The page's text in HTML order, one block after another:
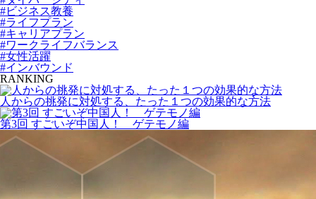
#ビジネス教養
#ライフプラン
#キャリアプラン
#ワークライフバランス
#女性活躍
#インバウンド
RANKING
人からの挑発に対処する、たった１つの効果的な方法
第3回 すごいぞ中国人！ ゲテモノ編